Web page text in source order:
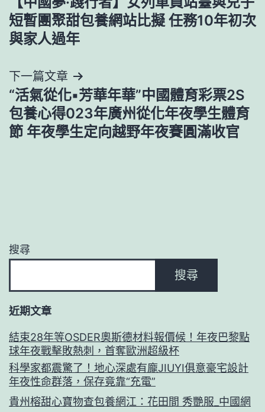
章
導
覽
短暫團聚甜包養網站比擬 任務10年初次
與家人過年
下一篇文章
“活氣從化▪芳華年華”中國體育彩票2S
包養心得023年廣州從化年夜學生體育
節 年夜學生定向越野年夜賽圓滿收官
搜尋
搜尋
近期文章
結束28年等OSDER奧斯德材料報價候！年夜巴黎點
球年夜戰擊敗熱刺，首奪歐洲超級杯
科學家都震驚了！地心深處有龐JIUYI俱意豪宅設計
年夜性命群落，保存竟靠“充電”
貴州榕甜心寶物查包養網江：花田間 秀艷服_中國網